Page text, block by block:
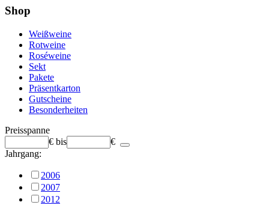
Shop
Weißweine
Rotweine
Roséweine
Sekt
Pakete
Präsentkarton
Gutscheine
Besonderheiten
Preisspanne
€ bis
€
Jahrgang:
2006
2007
2012